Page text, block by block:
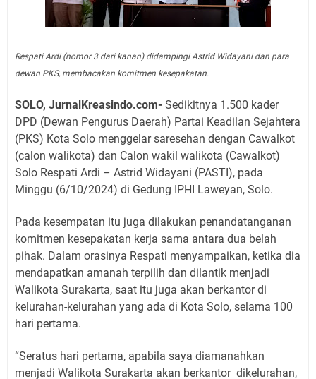
Respati Ardi (nomor 3 dari kanan) didampingi Astrid Widayani dan para
dewan PKS, membacakan komitmen kesepakatan.
SOLO, JurnalKreasindo.com- Sedikitnya 1.500 kader
DPD (Dewan Pengurus Daerah) Partai Keadilan Sejahtera
(PKS) Kota Solo menggelar saresehan dengan Cawalkot
(calon walikota) dan Calon wakil walikota (Cawalkot)
Solo Respati Ardi – Astrid Widayani (PASTI), pada
Minggu (6/10/2024) di Gedung IPHI Laweyan, Solo.
Pada kesempatan itu juga dilakukan penandatanganan
komitmen kesepakatan kerja sama antara dua belah
pihak. Dalam orasinya Respati menyampaikan, ketika dia
mendapatkan amanah terpilih dan dilantik menjadi
Walikota Surakarta, saat itu juga akan berkantor di
kelurahan-kelurahan yang ada di Kota Solo, selama 100
hari pertama.
“Seratus hari pertama, apabila saya diamanahkan
menjadi Walikota Surakarta akan berkantor dikelurahan,